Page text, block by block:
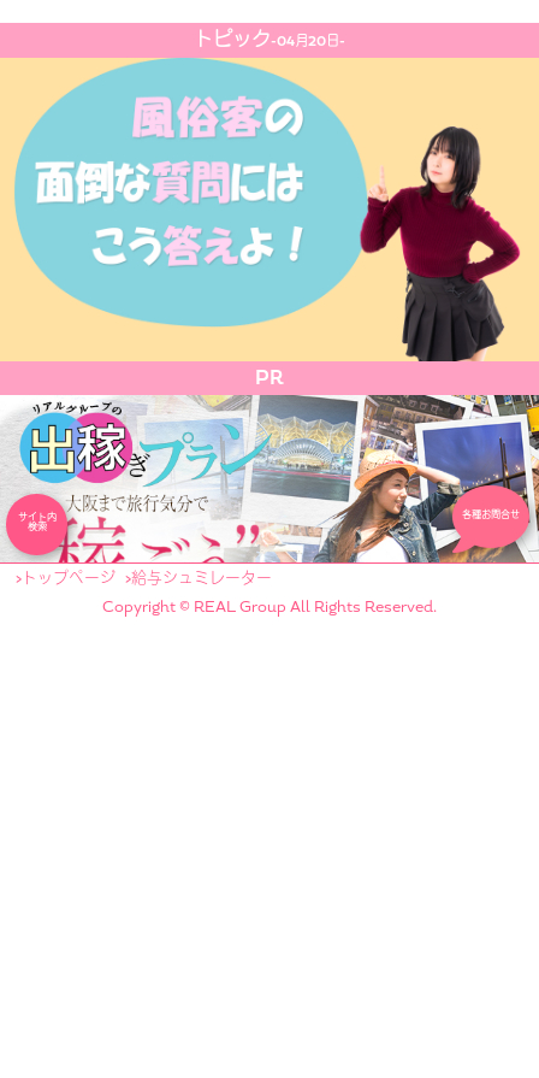
各種お問合せ
サイト内
検索
トピック-04月20日-
PR
トップページ
給与シュミレーター
Copyright © REAL Group All Rights Reserved.